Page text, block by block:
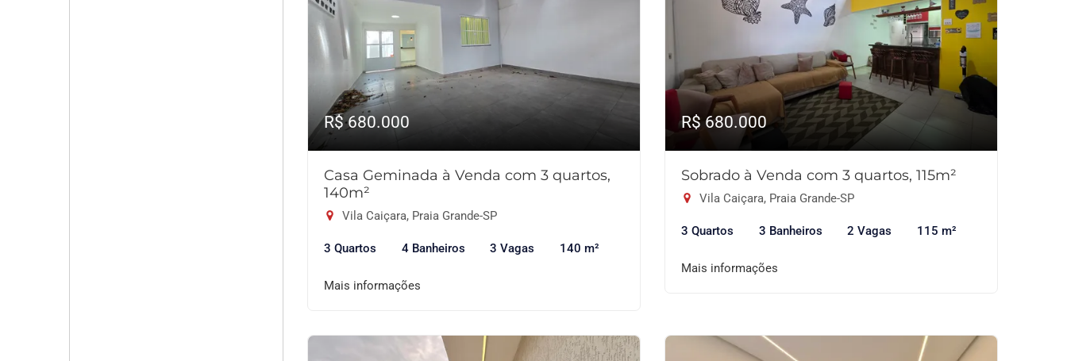
R$ 680.000
Casa Geminada à Venda com 3 quartos,
140m²
Vila Caiçara, Praia Grande-SP
3 Quartos 4 Banheiros 3 Vagas 140 m²
Mais informações
R$ 680.000
Sobrado à Venda com 3 quartos, 115m²
Vila Caiçara, Praia Grande-SP
3 Quartos 3 Banheiros 2 Vagas 115 m²
Mais informações